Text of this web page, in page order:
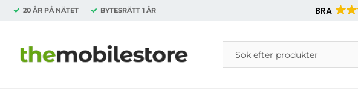
20 ÅR PÅ NÄTET BYTESRÄTT 1 ÅR BRA
Startsidan för Danira Telecom AB
Sök
Sök på Danira Telecom AB